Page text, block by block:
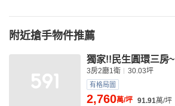
附近搶手物件推薦
獨家!!民生圓環三房~
3房2廳1衛 30.03坪
有格局圖
2,760萬/坪 91.91萬/坪